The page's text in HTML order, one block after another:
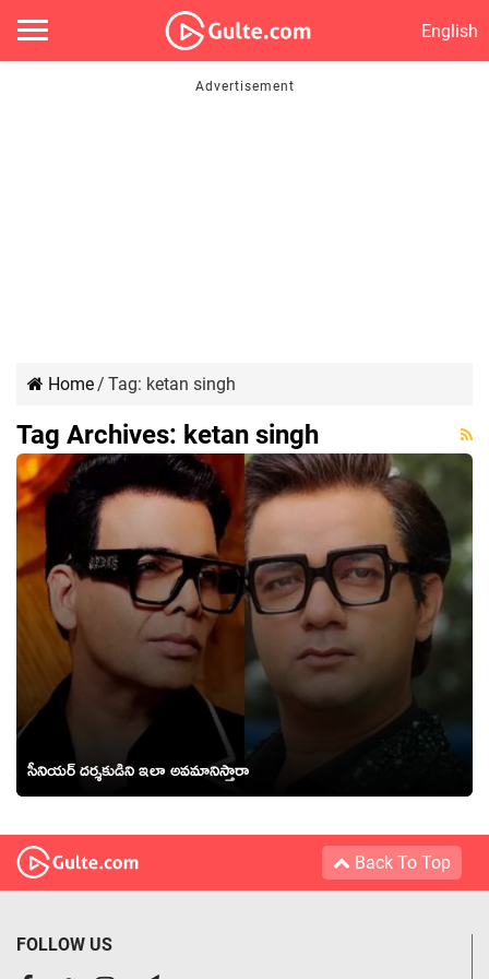
English
Home/ Tag: ketan singh
Tag Archives: ketan singh
సీనియర్ దర్శకుడిని ఇలా అవమానిస్తారా
Back To Top
FOLLOW US